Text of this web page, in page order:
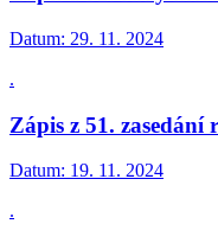
Datum: 29. 11. 2024
.
Zápis z 51. zasedání
Datum: 19. 11. 2024
.